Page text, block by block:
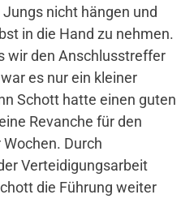
nicht hängen und
in die Hand zu nehmen.
wir den Anschlusstreffer
es nur ein kleiner
Schott hatte einen guten
Revanche für den
Durch
Verteidigungsarbeit
die Führung weiter